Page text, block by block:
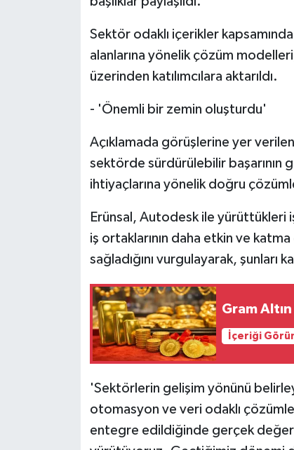
Sektör odaklı içerikler
alanlarına yönelik çözüm
üzerinden katılımcılara aktarıldı.
- 'Önemli bir zemin oluşturdu'
Açıklamada görüşlerine yer
sektörde sürdürülebilir başarının
ihtiyaçlarına yönelik doğru
Erünsal, Autodesk ile yürüttükleri
iş ortaklarının daha etkin ve
sağladığını vurgulayarak, şunları
Gram
İçeriği
'Sektörlerin gelişim yönünü
otomasyon ve veri odaklı
entegre edildiğinde gerçek değer